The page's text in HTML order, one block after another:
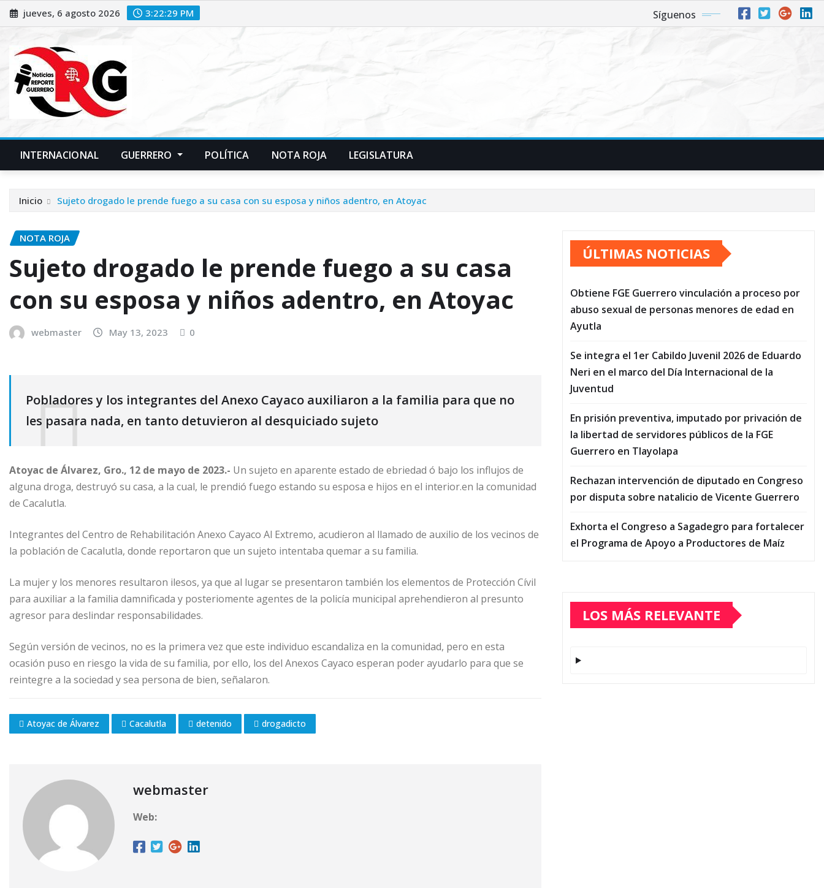
Saltar
al
jueves, 6 agosto 2026 3:22:30 PM Síguenos
INTERNACIONAL GUERRERO POLÍTICA NOTA ROJA LEGISLATURA
Inicio Sujeto drogado le prende fuego a su casa con su esposa y niños adentro, en Atoyac
NOTA ROJA
Sujeto drogado le prende fuego a su casa
con su esposa y niños adentro, en Atoyac
webmaster May 13, 2023 0
Pobladores y los integrantes del Anexo Cayaco auxiliaron a la familia para que no
les pasara nada, en tanto detuvieron al desquiciado sujeto
Atoyac de Álvarez, Gro., 12 de mayo de 2023.- Un sujeto en aparente estado de ebriedad ó bajo los influjos de
alguna droga, destruyó su casa, a la cual, le prendió fuego estando su esposa e hijos en el interior.en la comunidad
de Cacalutla.
Integrantes del Centro de Rehabilitación Anexo Cayaco Al Extremo, acudieron al llamado de auxilio de los vecinos de
la población de Cacalutla, donde reportaron que un sujeto intentaba quemar a su familia.
La mujer y los menores resultaron ilesos, ya que al lugar se presentaron también los elementos de Protección Cívil
para auxiliar a la familia damnificada y posteriomente agentes de la policía municipal aprehendieron al presunto
agresor para deslindar responsabilidades.
Según versión de vecinos, no es la primera vez que este individuo escandaliza en la comunidad, pero en esta
ocasión puso en riesgo la vida de su familia, por ello, los del Anexos Cayaco esperan poder ayudarlo para que se
reintegre a la sociedad y sea persona de bien, señalaron.
Atoyac de Álvarez Cacalutla detenido drogadicto
webmaster
Web:
ÚLTIMAS NOTICIAS
Obtiene FGE Guerrero vinculación a proceso por
abuso sexual de personas menores de edad en
Ayutla
Se integra el 1er Cabildo Juvenil 2026 de Eduardo
Neri en el marco del Día Internacional de la
Juventud
En prisión preventiva, imputado por privación de
la libertad de servidores públicos de la FGE
Guerrero en Tlayolapa
Rechazan intervención de diputado en Congreso
por disputa sobre natalicio de Vicente Guerrero
Exhorta el Congreso a Sagadegro para fortalecer
el Programa de Apoyo a Productores de Maíz
LOS MÁS RELEVANTE